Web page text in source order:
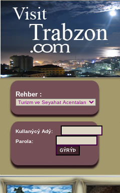
Rehber :
Kullanýcý Adý:
Parola: